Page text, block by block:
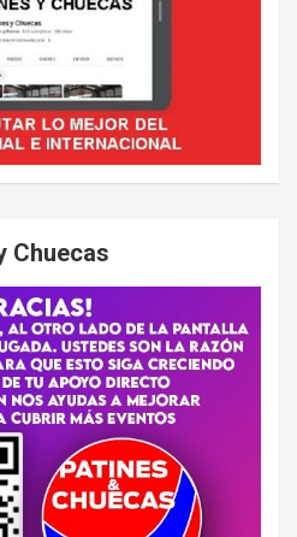
Chuecas